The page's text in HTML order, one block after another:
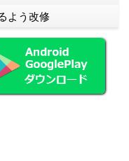
よう改修